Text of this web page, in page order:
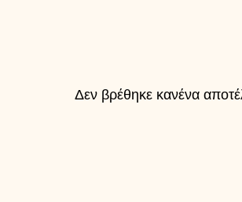
Δεν βρέθηκε κανένα